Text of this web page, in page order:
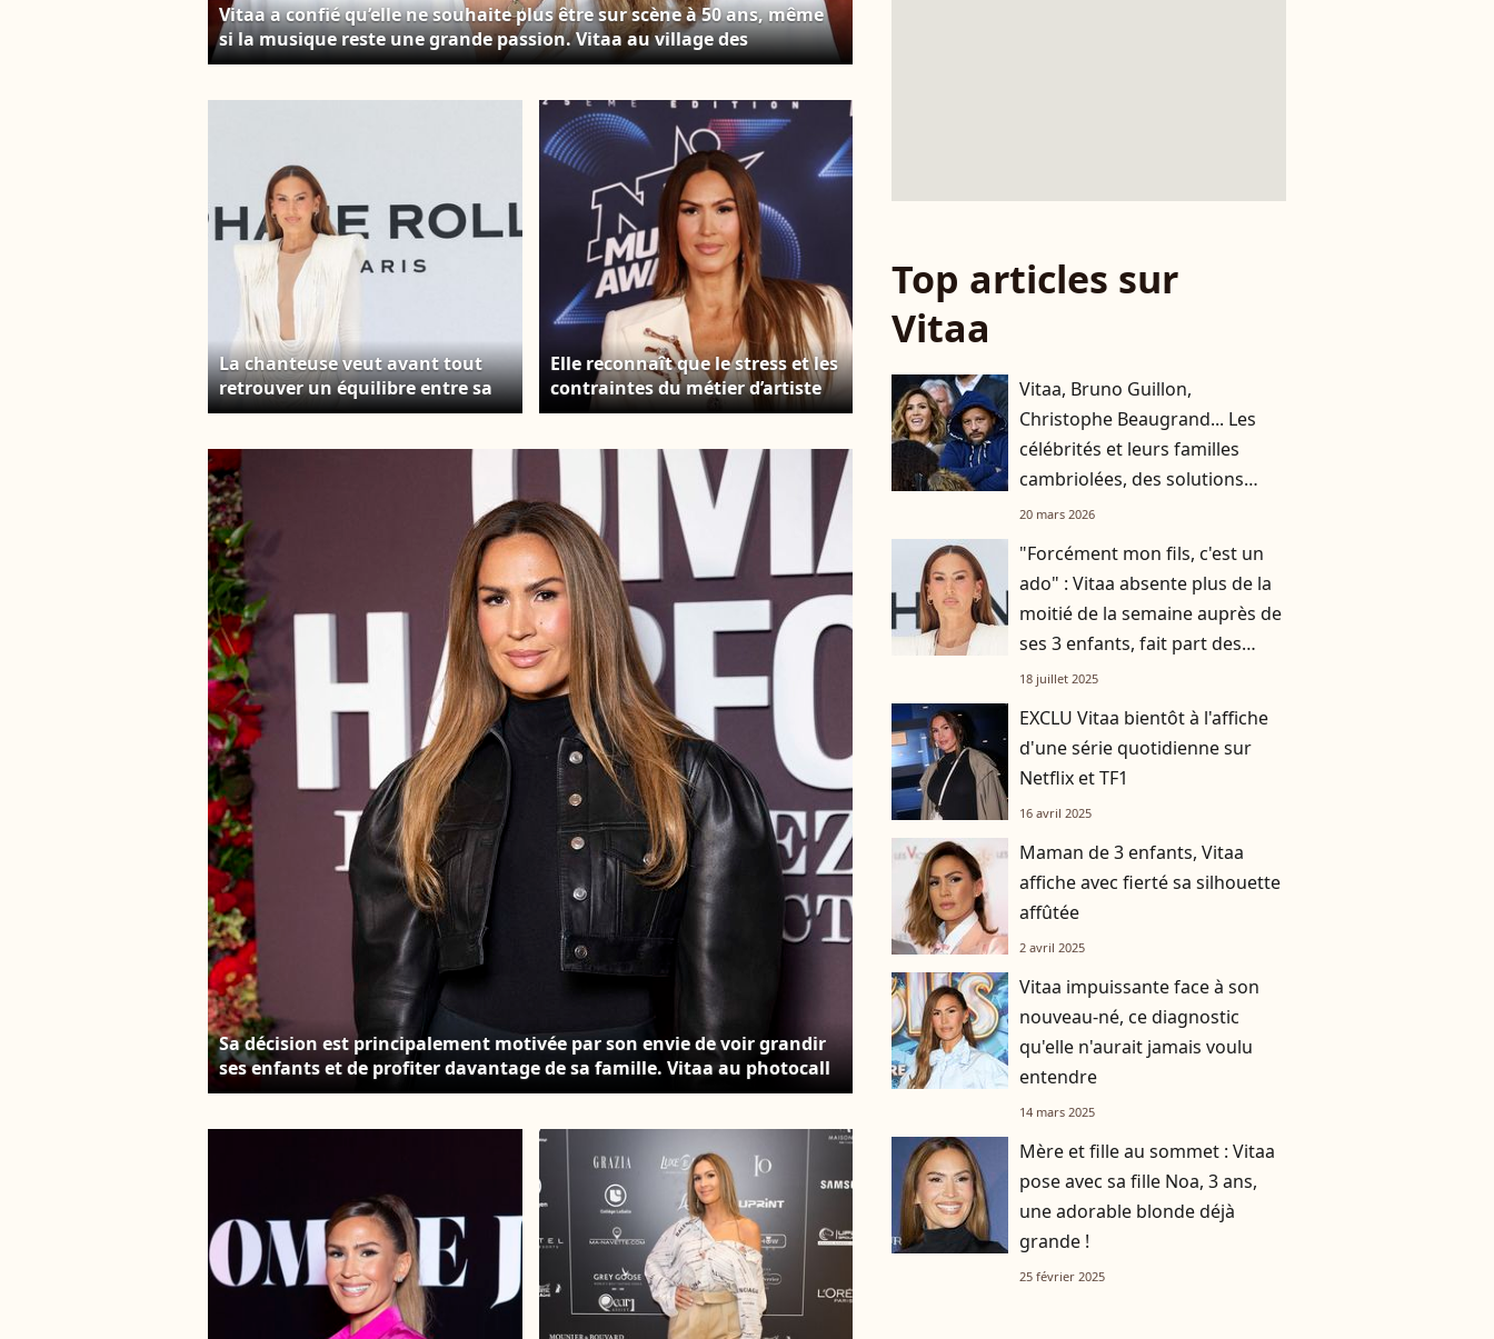
Vitaa a confié qu’elle ne souhaite plus être sur scène à 50 ans, même
si la musique reste une grande passion. Vitaa au village des
Internationaux de France de tennis de Roland Garros à Paris. ©
La chanteuse veut avant tout
retrouver un équilibre entre sa
carrière et sa vie personnelle.
photocall du défilé Stéphane
Rolland Collection Haute
Couture Automne/Hiver 2025-
2026 lors de la Fashion Week de
Paris (PFW) au théâtre des
Champs-Élysées, à Paris, France,
le 8 juillet 2025. © Sebastien
Fremont/Bestimage
Elle reconnaît que le stress et les
contraintes du métier d’artiste
ont un impact important sur
photocall de la 25ème cérémonie
des "NRJ Music Awards (NMA)"
au palais des Festivals et des
Congrès de Cannes, France, le 10
novembre 2023. © Dominique
Jacovides/Bestimage
Sa décision est principalement motivée par son envie de voir grandir
ses enfants et de profiter davantage de sa famille. Vitaa au photocall
de la soirée Omar Harfouch "Dîner chez Maxim's" à Paris le 9 octobre
Top articles sur
Vitaa
Vitaa, Bruno Guillon,
Christophe Beaugrand... Les
célébrités et leurs familles
cambriolées, des solutions
pour aller de l'avant
20 mars 2026
"Forcément mon fils, c'est un
ado" : Vitaa absente plus de la
moitié de la semaine auprès de
ses 3 enfants, fait part des
conséquences
18 juillet 2025
EXCLU Vitaa bientôt à l'affiche
d'une série quotidienne sur
Netflix et TF1
16 avril 2025
Maman de 3 enfants, Vitaa
affiche avec fierté sa silhouette
affûtée
2 avril 2025
Vitaa impuissante face à son
nouveau-né, ce diagnostic
qu'elle n'aurait jamais voulu
entendre
14 mars 2025
Mère et fille au sommet : Vitaa
pose avec sa fille Noa, 3 ans,
une adorable blonde déjà
grande !
25 février 2025